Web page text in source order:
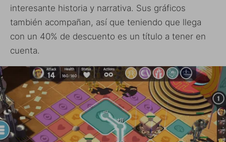
interesante historia y narrativa. Sus gráficos
también acompañan, así que teniendo que llega
con un 40% de descuento es un título a tener en
cuenta.